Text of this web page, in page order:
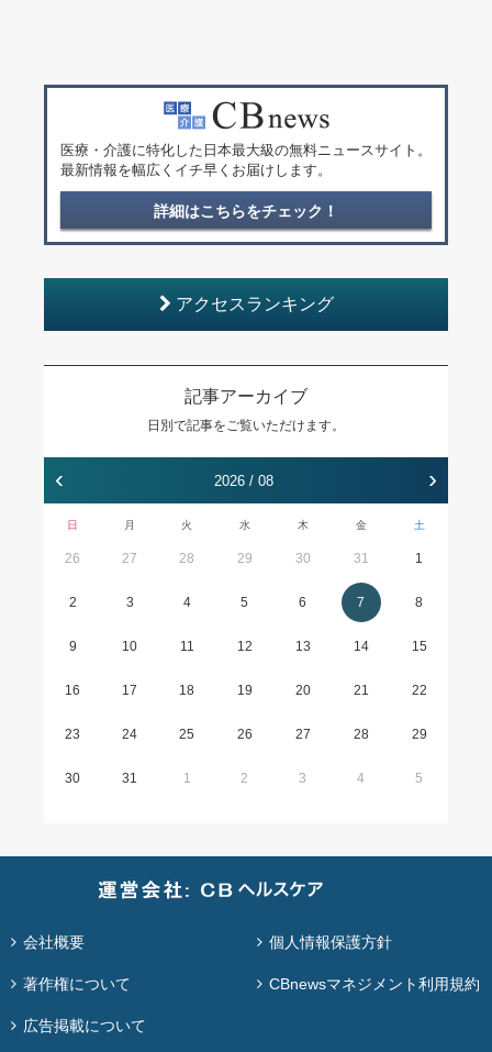
医療・介護に特化した日本最大級の無料ニュースサイト。
最新情報を幅広くイチ早くお届けします。
詳細はこちらをチェック！
アクセスランキング
記事アーカイブ
日別で記事をご覧いただけます。
‹ 2026 / 08 ›
日 月 火 水 木 金 土
26 27 28 29 30 31 1
2 3 4 5 6 7 8
9 10 11 12 13 14 15
16 17 18 19 20 21 22
23 24 25 26 27 28 29
30 31 1 2 3 4 5
会社概要 個人情報保護方針
著作権について CBnewsマネジメント利用規約
広告掲載について